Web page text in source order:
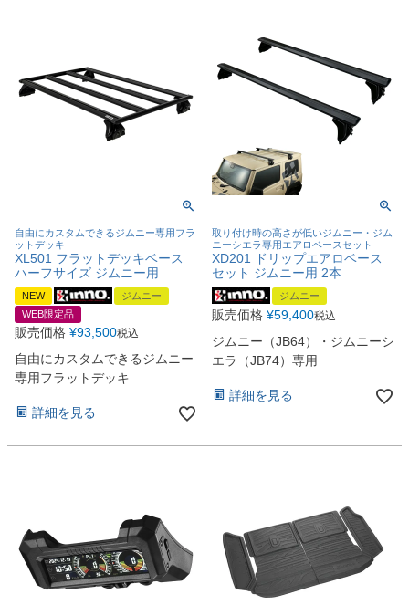
自由にカスタムできるジムニー専用フラ
ットデッキ
XL501 フラットデッキベース
ハーフサイズ ジムニー用
NEW
ジムニー
WEB限定品
販売価格 ¥93,500税込
自由にカスタムできるジムニー
専用フラットデッキ
詳細を見る
取り付け時の高さが低いジムニー・ジム
ニーシエラ専用エアロベースセット
XD201 ドリップエアロベース
セット ジムニー用 2本
ジムニー
販売価格 ¥59,400税込
ジムニー（JB64）・ジムニーシ
エラ（JB74）専用
詳細を見る